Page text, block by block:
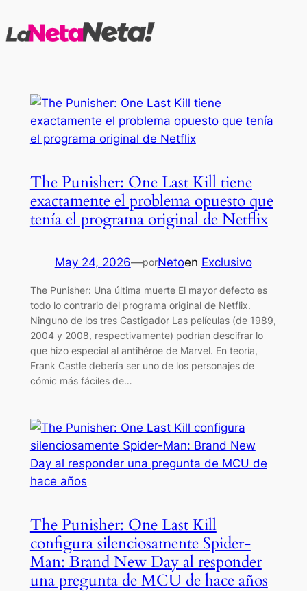
al
The Punisher: One Last Kill tiene
exactamente el problema opuesto que
tenía el programa original de Netflix
May 24, 2026—porNetoen Exclusivo
The Punisher: Una última muerte El mayor defecto es
todo lo contrario del programa original de Netflix.
Ninguno de los tres Castigador Las películas (de 1989,
2004 y 2008, respectivamente) podrían descifrar lo
que hizo especial al antihéroe de Marvel. En teoría,
Frank Castle debería ser uno de los personajes de
cómic más fáciles de…
The Punisher: One Last Kill
configura silenciosamente Spider-
Man: Brand New Day al responder
una pregunta de MCU de hace años